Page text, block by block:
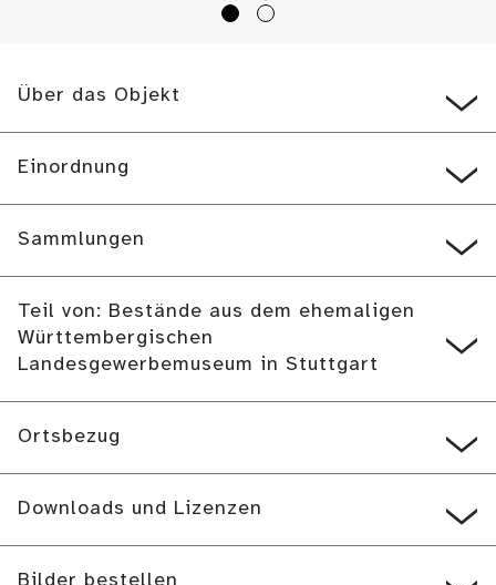
Über das Objekt
Einordnung
Sammlungen
Teil von: Bestände aus dem ehemaligen
Württembergischen
Landesgewerbemuseum in Stuttgart
Ortsbezug
Downloads und Lizenzen